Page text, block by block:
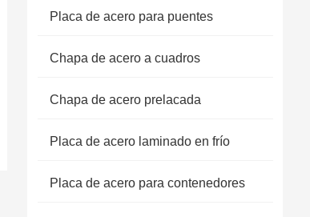
Placa de acero para puentes
Chapa de acero a cuadros
Chapa de acero prelacada
Placa de acero laminado en frío
Placa de acero para contenedores